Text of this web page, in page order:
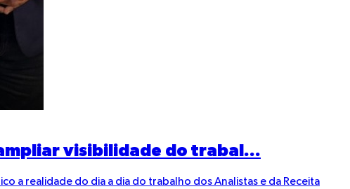
visibilidade do trabal...
a realidade do dia a dia do trabalho dos Analistas e da Receita